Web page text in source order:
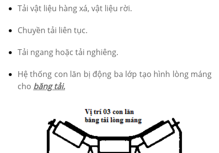
Tải vật liệu hàng xá, vật liệu rời.
Chuyền tải liên tục.
Tải ngang hoặc tải nghiêng.
Hệ thống con lăn bị động ba lớp tạo hình lòng máng
cho băng tải.